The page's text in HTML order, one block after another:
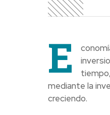
E
mediante la
creciendo.